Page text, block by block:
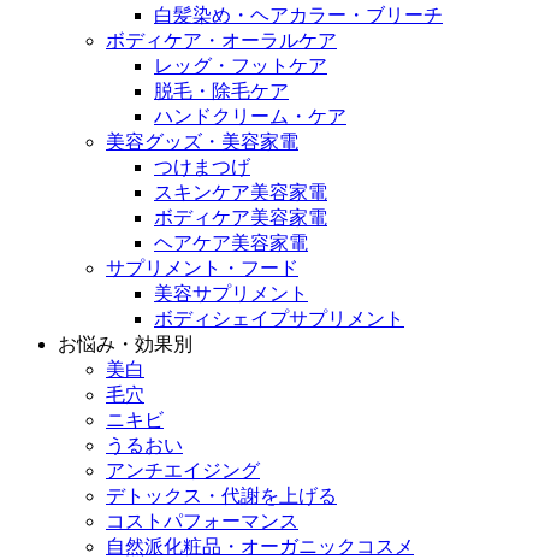
白髪染め・ヘアカラー・ブリーチ
ボディケア・オーラルケア
レッグ・フットケア
脱毛・除毛ケア
ハンドクリーム・ケア
美容グッズ・美容家電
つけまつげ
スキンケア美容家電
ボディケア美容家電
ヘアケア美容家電
サプリメント・フード
美容サプリメント
ボディシェイプサプリメント
お悩み・効果別
美白
毛穴
ニキビ
うるおい
アンチエイジング
デトックス・代謝を上げる
コストパフォーマンス
自然派化粧品・オーガニックコスメ